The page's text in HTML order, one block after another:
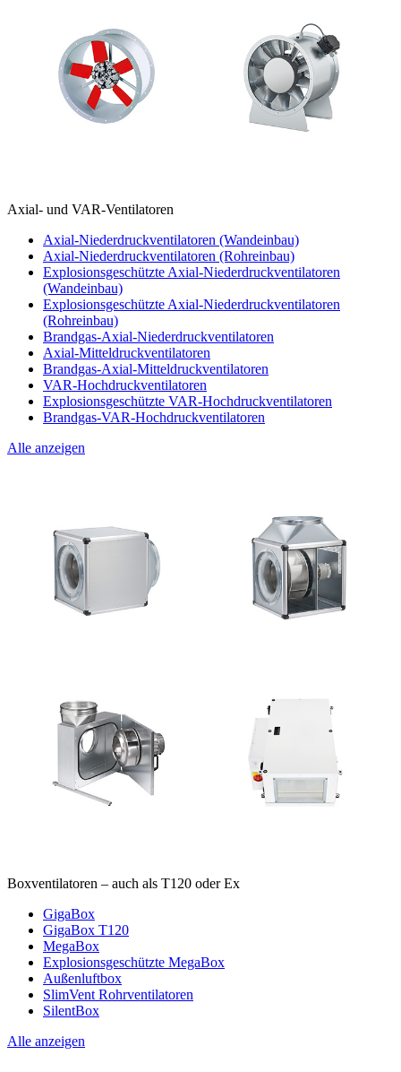
Axial- und VAR-Ventilatoren
Axial-Niederdruckventilatoren (Wandeinbau)
Axial-Niederdruckventilatoren (Rohreinbau)
Explosionsgeschützte Axial-Niederdruckventilatoren
(Wandeinbau)
Explosionsgeschützte Axial-Niederdruckventilatoren
(Rohreinbau)
Brandgas-Axial-Niederdruckventilatoren
Axial-Mitteldruckventilatoren
Brandgas-Axial-Mitteldruckventilatoren
VAR-Hochdruckventilatoren
Explosionsgeschützte VAR-Hochdruckventilatoren
Brandgas-VAR-Hochdruckventilatoren
Alle anzeigen
Boxventilatoren – auch als T120 oder Ex
GigaBox
GigaBox T120
MegaBox
Explosionsgeschützte MegaBox
Außenluftbox
SlimVent Rohrventilatoren
SilentBox
Alle anzeigen